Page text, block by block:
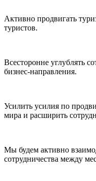
Активно продвигать
туристов.
Всесторонне углублять
бизнес-направления.
Усилить усилия по
мира и расширить
Мы будем активно
сотрудничества между